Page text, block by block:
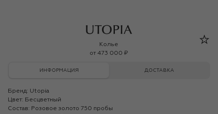
Utopia
Колье
от 473 000 ₽
ИНФОРМАЦИЯ ДОСТАВКА
Бренд: Utopia
Цвет: Бесцветный
Состав: Розовое золото 750 пробы